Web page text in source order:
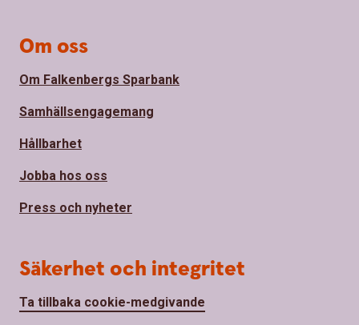
Om oss
Om Falkenbergs Sparbank
Samhällsengagemang
Hållbarhet
Jobba hos oss
Press och nyheter
Säkerhet och integritet
Ta tillbaka cookie-medgivande